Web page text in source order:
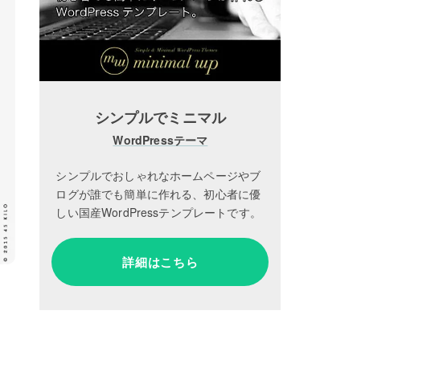
シンプルでミニマル
WordPressテーマ
シンプルでおしゃれなホームページやブ
ログが誰でも簡単に作れる、初心者に優
しい国産WordPressテンプレートです。
詳細はこちら